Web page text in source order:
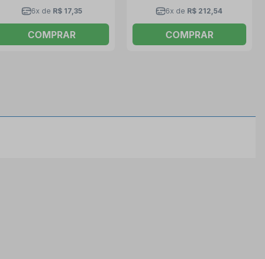
6x de R$ 17,35
COMPRAR
6x de R$ 212,54
COMPRAR